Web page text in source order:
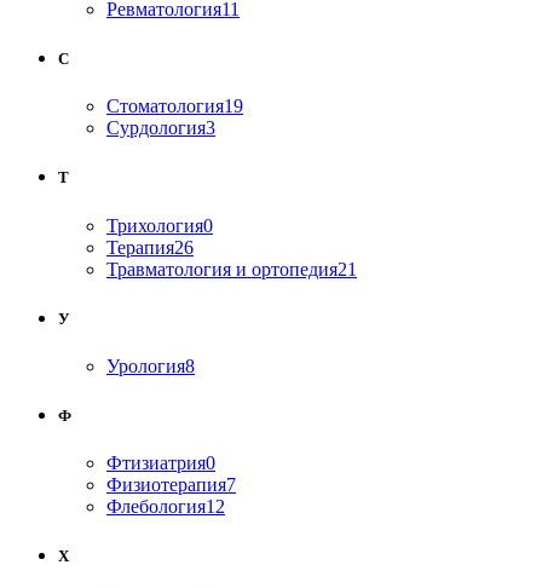
Ревматология11
С
Стоматология19
Сурдология3
Т
Трихология0
Терапия26
Травматология и ортопедия21
У
Урология8
Ф
Фтизиатрия0
Физиотерапия7
Флебология12
Х